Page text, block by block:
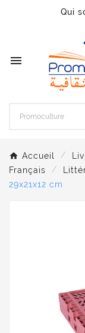
Qui

Accueil
Français
29x21x12 cm